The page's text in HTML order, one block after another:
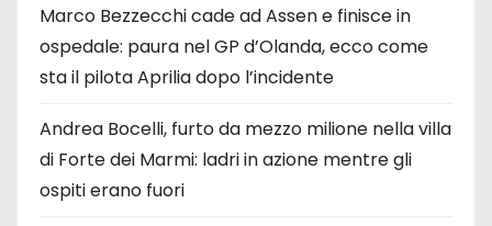
Marco Bezzecchi cade ad Assen e finisce in
ospedale: paura nel GP d’Olanda, ecco come
sta il pilota Aprilia dopo l’incidente
Andrea Bocelli, furto da mezzo milione nella villa
di Forte dei Marmi: ladri in azione mentre gli
ospiti erano fuori